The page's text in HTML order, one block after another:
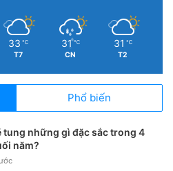
cách điều khiển iPhone bằng
Cảm ơn mọi người đã xem bài
33 ℃
T7
31 ℃
CN
31 ℃
T2
Phổ biến
tung những gì đặc sắc trong 4
năm?